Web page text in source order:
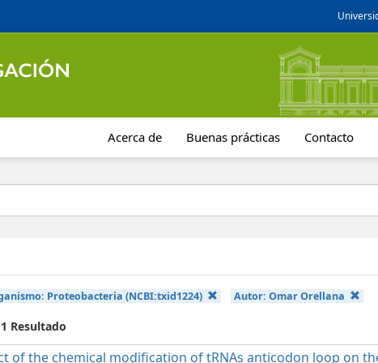
Acerca de Buenas prácticas Contacto
Proteobacteria (NCBI:txid1224) Autor:Omar Orellana
Resultado
of the chemical modification of tRNAs anticodon loop on